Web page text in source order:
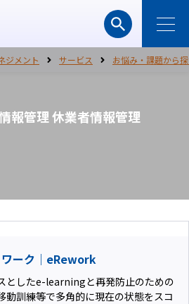
ジメント サービス お悩み・課題から
報管理 休業者情報管理
ーク｜eRework
としたe-learningと再発防止のための
動訓練等で多角的に現在の状態をスコ